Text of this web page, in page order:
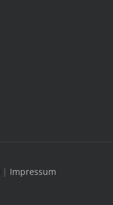
| Impressum